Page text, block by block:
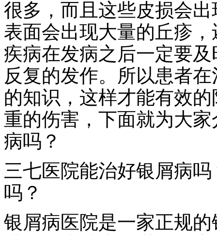
很多，而且这些皮损会
表面会出现大量的丘疹
疾病在发病之后一定要
反复的发作。所以患者
的知识，这样才能有效
重的伤害，下面就为大
病吗？
三七医院能治好银屑病
吗？
银屑病医院是一家正规